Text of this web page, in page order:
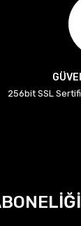
256bit SSL